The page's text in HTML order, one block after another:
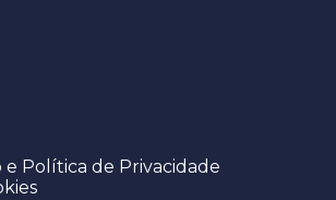
e Política de Privacidade